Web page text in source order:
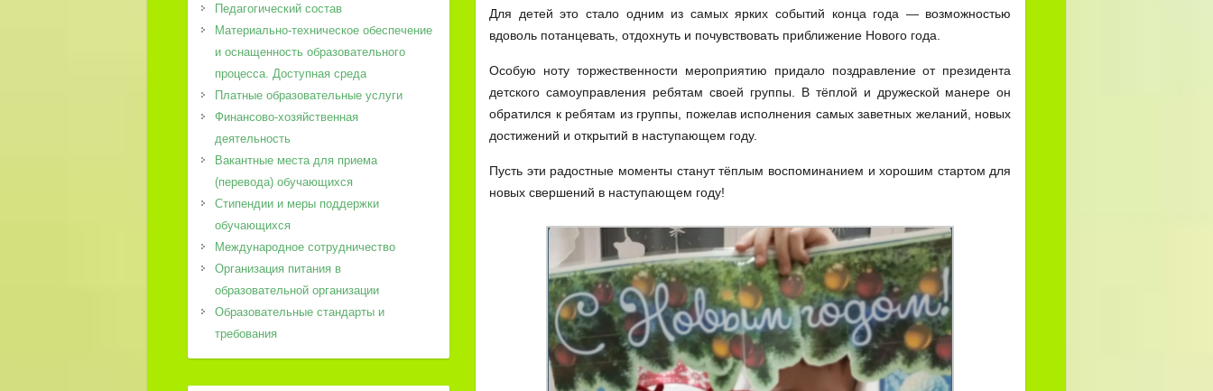
Для детей это стало одним из самых ярких событий конца года — возможностью
вдоволь потанцевать, отдохнуть и почувствовать приближение Нового года.
Особую ноту торжественности мероприятию придало поздравление от президента
детского самоуправления ребятам своей группы. В тёплой и дружеской манере он
обратился к ребятам из группы, пожелав исполнения самых заветных желаний, новых
достижений и открытий в наступающем году.
Пусть эти радостные моменты станут тёплым воспоминанием и хорошим стартом для
новых свершений в наступающем году!
Педагогический состав
Материально-техническое обеспечение
и оснащенность образовательного
процесса. Доступная среда
Платные образовательные услуги
Финансово-хозяйственная
деятельность
Вакантные места для приема
(перевода) обучающихся
Стипендии и меры поддержки
обучающихся
Международное сотрудничество
Организация питания в
образовательной организации
Образовательные стандарты и
требования